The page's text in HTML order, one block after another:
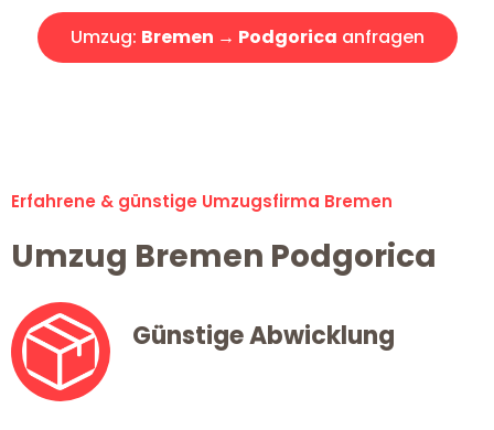
Umzug: Bremen → Podgorica anfragen
Erfahrene & günstige Umzugsfirma Bremen
Umzug Bremen Podgorica
Günstige Abwicklung